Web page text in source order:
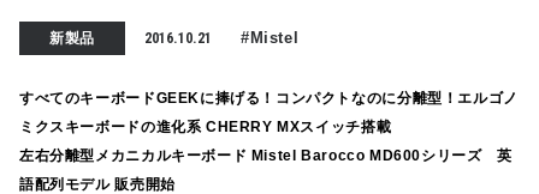
新製品 2016.10.21 #Mistel
すべてのキーボードGEEKに捧げる！コンパクトなのに分離型！エルゴノ
ミクスキーボードの進化系 CHERRY MXスイッチ搭載
左右分離型メカニカルキーボード Mistel Barocco MD600シリーズ 英
語配列モデル 販売開始